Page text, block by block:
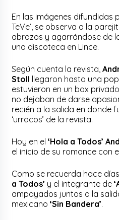
En las imágenes difundidas
TeVe’, se observa a la
abrazos y agarrándose de
una discoteca en Lince.
Según cuenta la revista,
Stoll llegaron hasta una
estuvieron en un box
no dejaban de darse
recién a la salida en donde
‘urracos’ de la revista.
Hoy en el‘Hola a Todos’
el inicio de su romance con
Como se recuerda hace
a Todos’ y el integrante de
ampayados juntos a la
mexicano‘Sin Bandera’.